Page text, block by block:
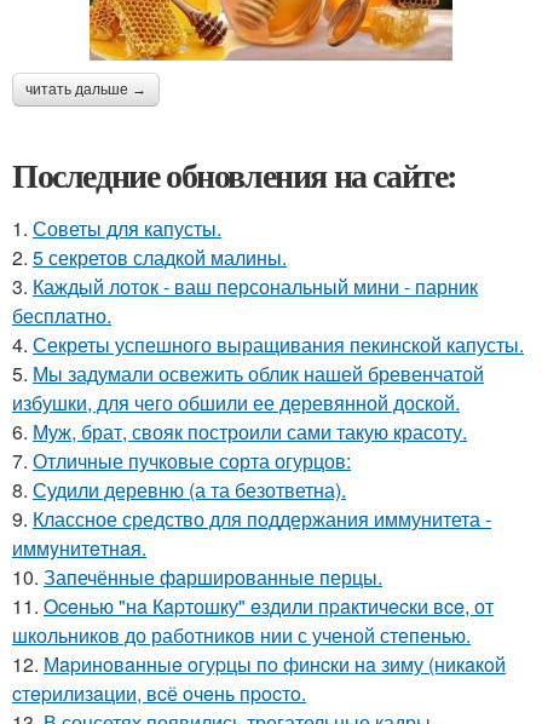
читать дальше →
Последние обновления на сайте:
1. Советы для капусты.
2. 5 секретов сладкой малины.
3. Каждый лоток - ваш персональный мини - парник
бесплатно.
4. Секреты успешного выращивания пекинской капусты.
5. Мы задумали освежить облик нашей бревенчатой
избушки, для чего обшили ее деревянной доской.
6. Муж, брат, свояк построили сами такую красоту.
7. Отличные пучковые сорта огурцов:
8. Судили деревню (а та безответна).
9. Классное средство для поддержания иммунитета -
иммyнитeтнaя.
10. Запечённые фаршированные перцы.
11. Oceнью "нa Кapтошку" eздили пpaктичecки вce, от
школьников до работников нии с ученой степенью.
12. Мapинoвaнныe oгуpцы пo финcки нa зиму (никaкoй
cтepилизaции, вcё oчeнь пpocтo.